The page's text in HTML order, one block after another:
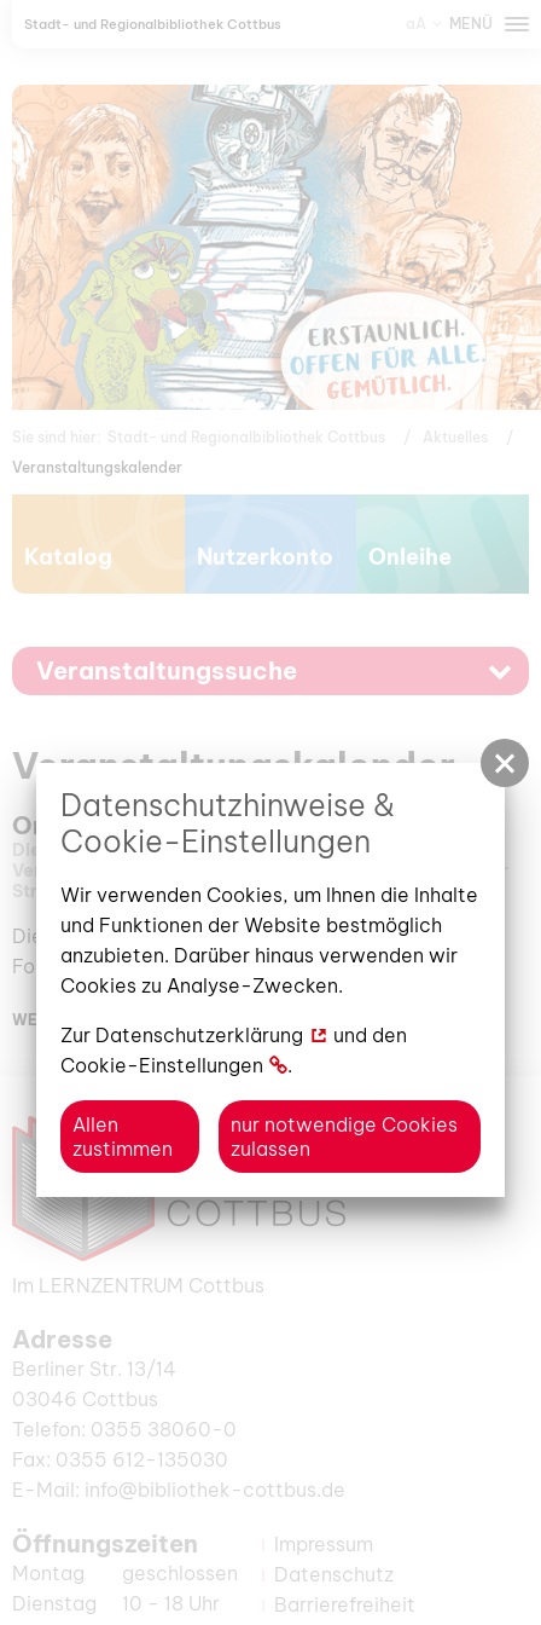
Stadt- und Regionalbibliothek Cottbus MENÜ
Veranstaltungskalender
Katalog Nutzerkonto Onleihe
Veranstaltungssuche
Veranstaltungskalender
Onleihe-Sprechstunde
Dienstag, 25. November 2025
15:00 – 16:00 Uhr
Straße 13/14 | Multimediakabinett (2.OG)
Dienstags. Ein offenes Angebot für Anfänger und
Fortgeschrittene
WEITERLESEN
Im LERNZENTRUM Cottbus
Adresse
Berliner Str. 13/14
03046 Cottbus
Telefon: 0355 38060-0
Fax: 0355 612-135030
E-Mail: info@bibliothek-cottbus.de
Öffnungszeiten
Montag
geschlossen
Dienstag
10 - 18 Uhr
Impressum
Datenschutz
Barrierefreiheit
Datenschutzhinweise &
Cookie-Einstellungen
Wir verwenden Cookies, um Ihnen die Inhalte
und Funktionen der Website bestmöglich
anzubieten. Darüber hinaus verwenden wir
Cookies zu Analyse-Zwecken.
Zur Datenschutzerklärung
und den
Cookie-Einstellungen
.
Allen
zustimmen
nur notwendige Cookies
zulassen